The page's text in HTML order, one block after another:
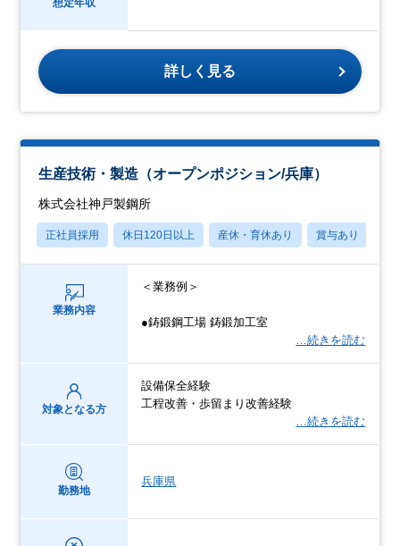
想定年収
詳しく見る
生産技術・製造（オープンポジション/兵庫）
株式会社神戸製鋼所
正社員採用 休日120日以上 産休・育休あり 賞与あり
業務内容
＜業務例＞
●鋳鍛鋼工場 鋳鍛加工室
…続きを読む
対象となる方
設備保全経験
工程改善・歩留まり改善経験
…続きを読む
勤務地
兵庫県